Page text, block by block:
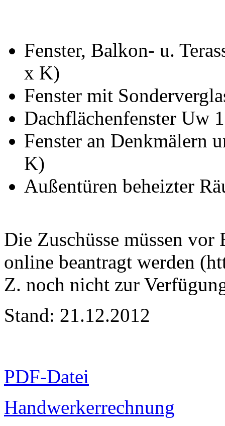
Fenster, Balkon- u.
x K)
Fenster mit
Dachflächenfenster Uw
Fenster an Denkmälern
K)
Außentüren beheizter
Die Zuschüsse müssen
online beantragt werden
Z. noch nicht zur
Stand: 21.12.2012
PDF-Datei
Handwerkerrechnung